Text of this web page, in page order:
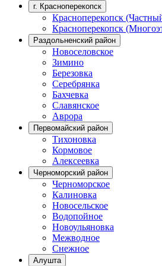
г. Красноперекопск
Красноперекопск
Красноперекопск
Раздольненский район
Новоселовское
Зимино
Березовка
Серебрянка
Бахчевка
Славянское
Аврора
Первомайский район
Тихоновка
Кормовое
Алексеевка
Черноморский район
Черноморское
Калиновка
Новосельское
Водопойное
Новоульяновка
Межводное
Снежное
Алушта